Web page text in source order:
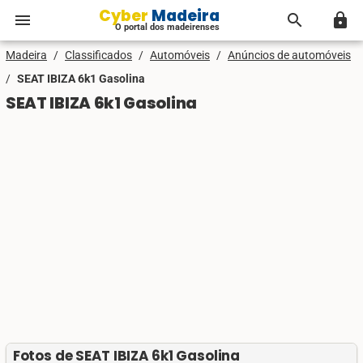
menu Cyber Madeira
O portal dos madeirenses search lock
Madeira / Classificados / Automóveis / Anúncios de automóveis
/ SEAT IBIZA 6k1 Gasolina
SEAT IBIZA 6k1 Gasolina
Fotos de SEAT IBIZA 6k1 Gasolina